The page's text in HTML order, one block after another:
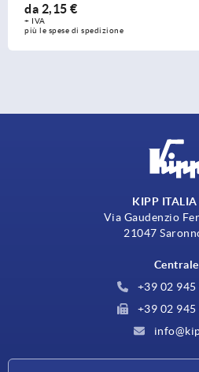
da5,45 €
+ IVA
più le spese di spedizione
KIPP ITALIA
Via Gaudenzio
21047
Centrale
+39 02 945
+39 02